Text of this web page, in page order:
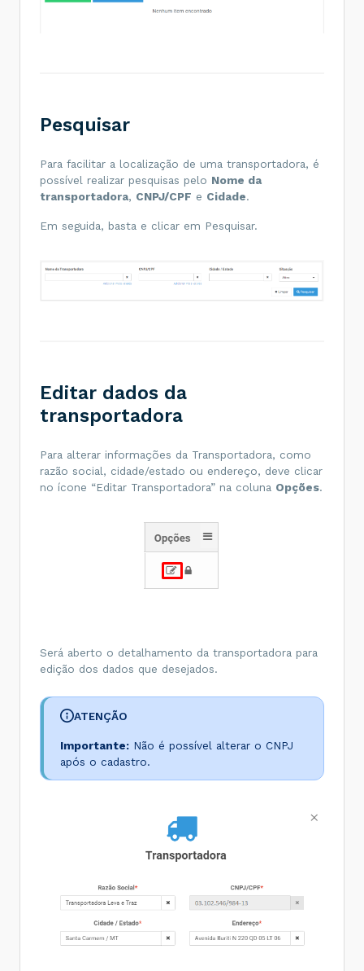
Pesquisar
Para facilitar a localização de uma transportadora, é
possível realizar pesquisas pelo Nome da
transportadora, CNPJ/CPF e Cidade.
Em seguida, basta e clicar em Pesquisar.
Editar dados da
transportadora
Para alterar informações da Transportadora, como
razão social, cidade/estado ou endereço, deve clicar
no ícone “Editar Transportadora” na coluna Opções.
Será aberto o detalhamento da transportadora para
edição dos dados que desejados.
ATENÇÃO
Importante: Não é possível alterar o CNPJ
após o cadastro.